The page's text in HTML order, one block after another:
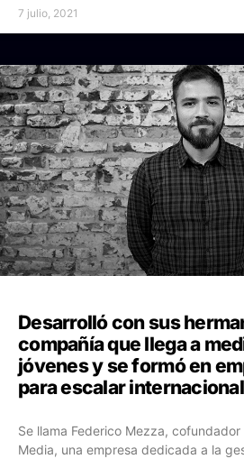
7 julio, 2021
Desarrolló con sus
compañía que llega a
jóvenes y se formó en
para escalar
Se llama Federico Mezza,
Media, una empresa dedicada a la